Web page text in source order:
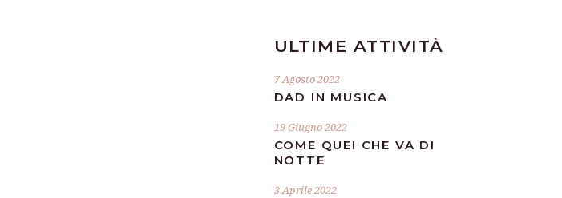
ULTIME ATTIVITÀ
7 Agosto 2022
DAD IN MUSICA
19 Giugno 2022
COME QUEI CHE VA DI
NOTTE
3 Aprile 2022